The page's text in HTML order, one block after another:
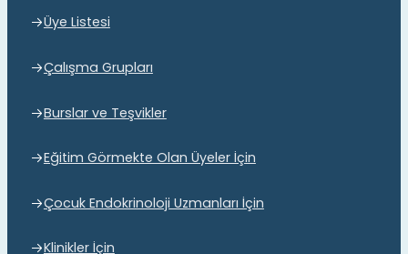
Üye Listesi
Çalışma Grupları
Burslar ve Teşvikler
Eğitim Görmekte Olan Üyeler İçin
Çocuk Endokrinoloji Uzmanları İçin
Klinikler İçin